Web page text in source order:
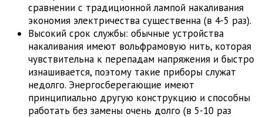
сравнении с традиционной лампой накаливания
экономия электричества существенна (в 4-5 раз).
Высокий срок службы: обычные устройства
накаливания имеют вольфрамовую нить, которая
чувствительна к перепадам напряжения и быстро
изнашивается, поэтому такие приборы служат
недолго. Энергосберегающие имеют
принципиально другую конструкцию и способны
работать без замены очень долго (в 5-10 раз